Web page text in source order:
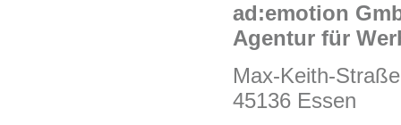
ad:emotion
Agentur für
Max-Keith-
45136 Essen